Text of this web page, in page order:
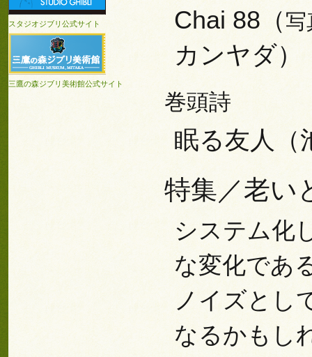
Chai 88（写
カンヤダ）
巻頭詩
眠る友人（
特集／老い
システム化
な変化であ
ノイズとし
なるかもし
スタジオジブリ公式サイト
三鷹の森ジブリ美術館公式サイト